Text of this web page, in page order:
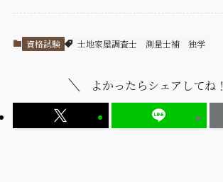
te
r
l e
b
o
k
資格試験 土地家屋調査士 測量士補 独学
よかったらシェアしてね！